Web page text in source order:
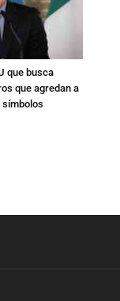
que busca
que agredan a
símbolos